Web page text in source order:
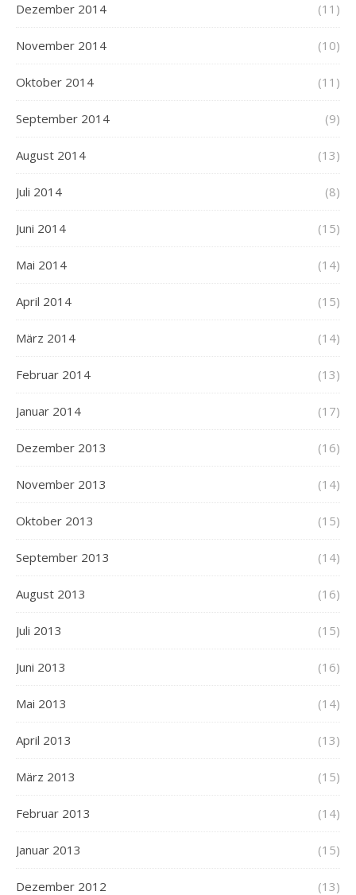
Dezember 2014 (11)
November 2014 (10)
Oktober 2014 (11)
September 2014 (9)
August 2014 (13)
Juli 2014 (8)
Juni 2014 (15)
Mai 2014 (14)
April 2014 (15)
März 2014 (14)
Februar 2014 (13)
Januar 2014 (17)
Dezember 2013 (16)
November 2013 (14)
Oktober 2013 (15)
September 2013 (14)
August 2013 (16)
Juli 2013 (15)
Juni 2013 (16)
Mai 2013 (14)
April 2013 (13)
März 2013 (15)
Februar 2013 (14)
Januar 2013 (15)
Dezember 2012 (13)